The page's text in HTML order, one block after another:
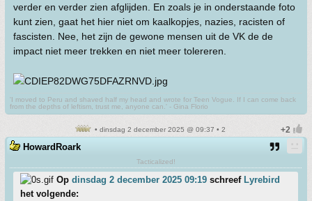
verder en verder zien afglijden. En zoals je in onderstaande foto
kunt zien, gaat het hier niet om kaalkopjes, nazies, racisten of
fascisten. Nee, het zijn de gewone mensen uit de VK de de
impact niet meer trekken en niet meer tolereren.
'I moved to Peru and shaved half my head and wrote for Teen Vogue. If I can come back
from the depths of leftism, trust me, anyone can.' - Gina Florio
• dinsdag 2 december 2025 @ 09:37 • 2
HowardRoark
Tacticalized!
Op dinsdag 2 december 2025 09:19 schreef Lyrebird
het volgende: